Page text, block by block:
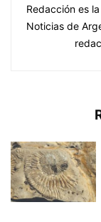
Redacción es
Noticias de